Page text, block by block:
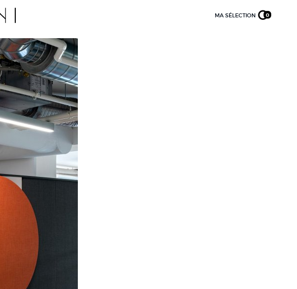
MA SÉLECTION 0